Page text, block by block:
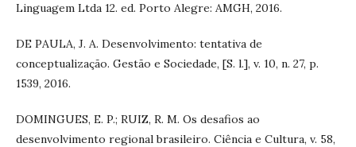
Linguagem Ltda 12. ed. Porto Alegre: AMGH, 2016.
DE PAULA, J. A. Desenvolvimento: tentativa de
conceptualização. Gestão e Sociedade, [S. l.], v. 10, n. 27, p.
1539, 2016.
DOMINGUES, E. P.; RUIZ, R. M. Os desafios ao
desenvolvimento regional brasileiro. Ciência e Cultura, v. 58,